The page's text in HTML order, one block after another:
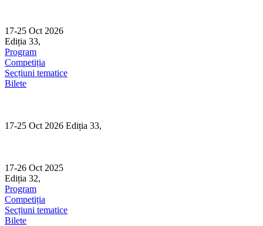
content
17-25 Oct 2026
Ediția 33,
Program
Competiția
Secțiuni tematice
Bilete
17-25 Oct 2026 Ediția 33,
17-26 Oct 2025
Ediția 32,
Program
Competiția
Secțiuni tematice
Bilete